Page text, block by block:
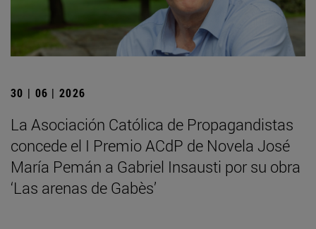
30 | 06 | 2026
La Asociación Católica de Propagandistas
concede el I Premio ACdP de Novela José
María Pemán a Gabriel Insausti por su obra
‘Las arenas de Gabès’